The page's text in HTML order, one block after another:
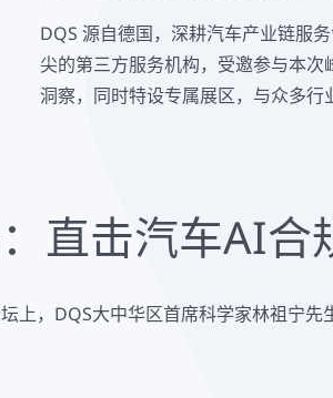
DQS 源自德国，深耕汽车产业链服
尖的第三方服务机构，受邀参与本
洞察，同时特设专属展区，与众多行
直击汽车AI合
上，DQS大中华区首席科学家林祖宁